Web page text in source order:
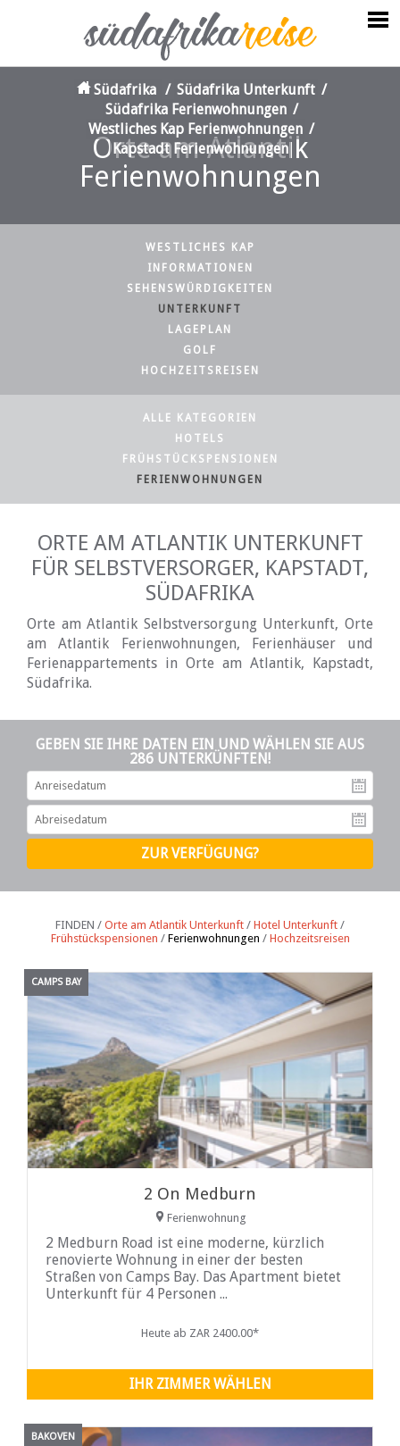
Orte am Atlantik
Ferienwohnungen
Südafrika / Südafrika Unterkunft /
Südafrika Ferienwohnungen /
Westliches Kap Ferienwohnungen /
Kapstadt Ferienwohnungen
WESTLICHES KAP
INFORMATIONEN
SEHENSWÜRDIGKEITEN
UNTERKUNFT
LAGEPLAN
GOLF
HOCHZEITSREISEN
ALLE KATEGORIEN
HOTELS
FRÜHSTÜCKSPENSIONEN
FERIENWOHNUNGEN
ORTE AM ATLANTIK UNTERKUNFT
FÜR SELBSTVERSORGER, KAPSTADT,
SÜDAFRIKA
Orte am Atlantik Selbstversorgung Unterkunft, Orte
am Atlantik Ferienwohnungen, Ferienhäuser und
Ferienappartements in Orte am Atlantik, Kapstadt,
Südafrika.
GEBEN SIE IHRE DATEN EIN UND WÄHLEN SIE AUS
286 UNTERKÜNFTEN!
FINDEN / Orte am Atlantik Unterkunft / Hotel Unterkunft /
Frühstückspensionen / Ferienwohnungen / Hochzeitsreisen
CAMPS BAY
2 On Medburn
Ferienwohnung
2 Medburn Road ist eine moderne, kürzlich
renovierte Wohnung in einer der besten
Straßen von Camps Bay. Das Apartment bietet
Unterkunft für 4 Personen ...
Heute ab ZAR 2400.00*
IHR ZIMMER WÄHLEN
BAKOVEN